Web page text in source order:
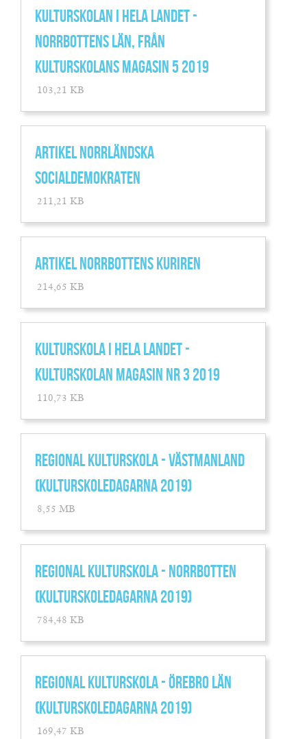
KULTURSKOLAN I HELA LANDET -
NORRBOTTENS LÄN, FRÅN
KULTURSKOLANS MAGASIN 5 2019
103,21 KB
ARTIKEL NORRLÄNDSKA
SOCIALDEMOKRATEN
211,21 KB
ARTIKEL NORRBOTTENS KURIREN
214,65 KB
KULTURSKOLA I HELA LANDET -
KULTURSKOLAN MAGASIN NR 3 2019
110,73 KB
REGIONAL KULTURSKOLA - VÄSTMANLAND
(KULTURSKOLEDAGARNA 2019)
8,55 MB
REGIONAL KULTURSKOLA - NORRBOTTEN
(KULTURSKOLEDAGARNA 2019)
784,48 KB
REGIONAL KULTURSKOLA - ÖREBRO LÄN
(KULTURSKOLEDAGARNA 2019)
169,47 KB